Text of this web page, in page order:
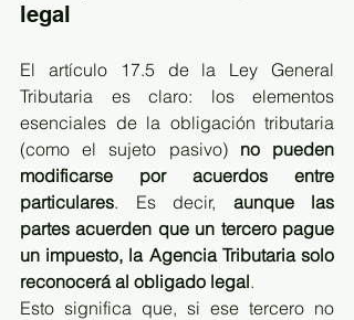
legal
El artículo 17.5 de la Ley General
Tributaria es claro: los elementos
esenciales de la obligación tributaria
(como el sujeto pasivo) no pueden
modificarse por acuerdos entre
particulares. Es decir, aunque las
partes acuerden que un tercero pague
un impuesto, la Agencia Tributaria solo
reconocerá al obligado legal.
Esto significa que, si ese tercero no